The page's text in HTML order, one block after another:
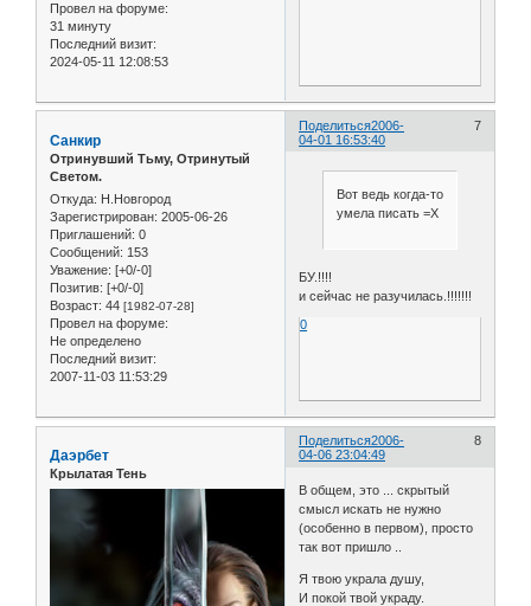
Провел на форуме:
31 минуту
Последний визит:
2024-05-11 12:08:53
Поделиться 7
2006-
04-01 16:53:40
Санкир
Отринувший Тьму, Отринутый
Светом.
Откуда: Н.Новгород
Зарегистрирован: 2005-06-26
Приглашений: 0
Сообщений: 153
Уважение: [+0/-0]
Позитив: [+0/-0]
Возраст: 44 [1982-07-28]
Провел на форуме:
Не определено
Последний визит:
2007-11-03 11:53:29
Вот ведь когда-то
умела писать =Х
БУ.!!!!
и сейчас не разучилась.!!!!!!!
0
Поделиться 8
2006-
04-06 23:04:49
Даэрбет
Крылатая Тень
В общем, это ... скрытый
смысл искать не нужно
(особенно в первом), просто
так вот пришло ..
Я твою украла душу,
И покой твой украду.